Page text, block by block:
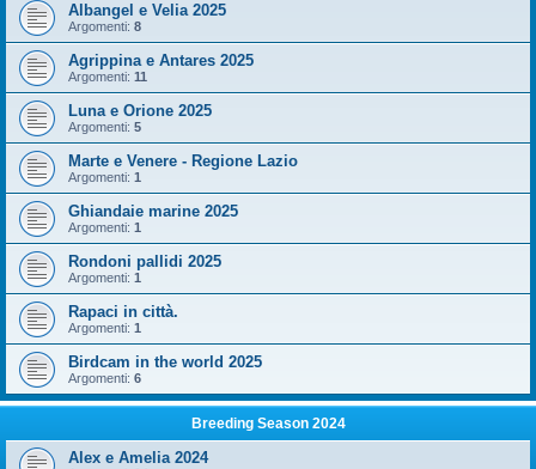
Albangel e Velia 2025
Argomenti: 8
Agrippina e Antares 2025
Argomenti: 11
Luna e Orione 2025
Argomenti: 5
Marte e Venere - Regione Lazio
Argomenti: 1
Ghiandaie marine 2025
Argomenti: 1
Rondoni pallidi 2025
Argomenti: 1
Rapaci in città.
Argomenti: 1
Birdcam in the world 2025
Argomenti: 6
Breeding Season 2024
Alex e Amelia 2024